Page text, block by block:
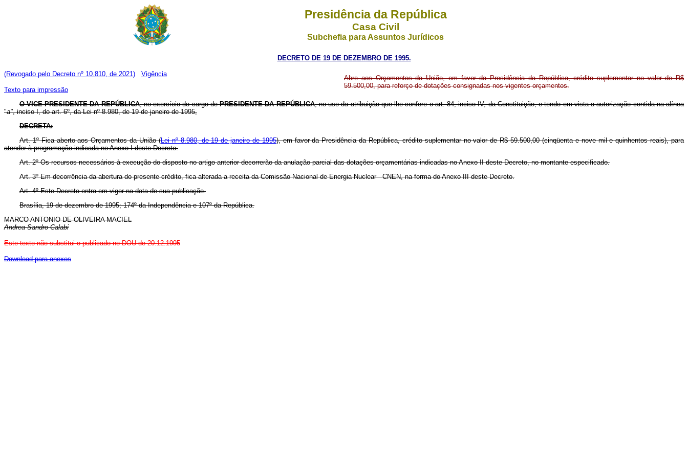
Presidência da República
Casa Civil
Subchefia para Assuntos Jurídicos
DECRETO DE 19 DE DEZEMBRO DE 1995.
(Revogado pelo Decreto nº 10.810, de 2021) Vigência
Texto para impressão
Abre aos Orçamentos da União, em favor da Presidência da República, crédito suplementar no valor de R$
59.500,00, para reforço de dotações consignadas nos vigentes orçamentos.
O VICE-PRESIDENTE DA REPÚBLICA, no exercício do cargo dePRESIDENTE DA REPÚBLICA, no uso da atribuição que lhe confere o art. 84, inciso IV, da Constituição, e tendo em vista a autorização contida na alínea
"a", inciso I, do art. 6º, da Lei nº 8.980, de 19 de janeiro de 1995,
DECRETA:
Art. 1º Fica aberto aos Orçamentos da União (Lei nº 8.980, de 19 de janeiro de 1995), em favor da Presidência da República, crédito suplementar no valor de R$ 59.500,00 (cinqüenta e nove mil e quinhentos reais), para
atender à programação indicada no Anexo I deste Decreto.
Art. 2º Os recursos necessários à execução do disposto no artigo anterior decorrerão da anulação parcial das dotações orçamentárias indicadas no Anexo II deste Decreto, no montante especificado.
Art. 3º Em decorrência da abertura do presente crédito, fica alterada a receita da Comissão Nacional de Energia Nuclear - CNEN, na forma do Anexo III deste Decreto.
Art. 4º Este Decreto entra em vigor na data de sua publicação.
Brasília, 19 de dezembro de 1995; 174º da Independência e 107º da República.
MARCO ANTONIO DE OLIVEIRA MACIEL
Andrea Sandro Calabi
Este texto não substitui o publicado no DOU de 20.12.1995
Download para anexos